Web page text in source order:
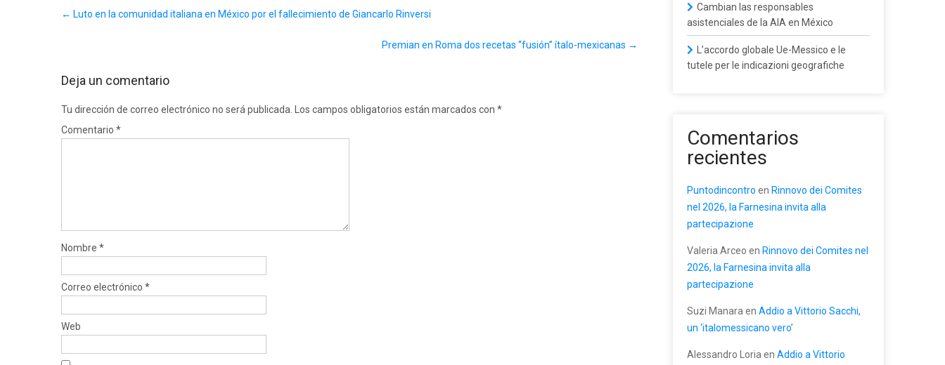
navigation
← Luto en la comunidad italiana en México por el fallecimiento de Giancarlo Rinversi
Premian en Roma dos recetas “fusión” ítalo-mexicanas →
Deja un comentario
Tu dirección de correo electrónico no será publicada. Los campos obligatorios están marcados con *
Comentario *
Nombre *
Correo electrónico *
Web
Cambian las responsables
asistenciales de la AIA en México
L’accordo globale Ue-Messico e le
tutele per le indicazioni geografiche
Comentarios
recientes
Puntodincontro en Rinnovo dei Comites
nel 2026, la Farnesina invita alla
partecipazione
Valeria Arceo en Rinnovo dei Comites nel
2026, la Farnesina invita alla
partecipazione
Suzi Manara en Addio a Vittorio Sacchi,
un ‘italomessicano vero’
Alessandro Loria en Addio a Vittorio